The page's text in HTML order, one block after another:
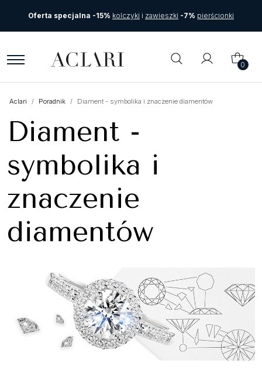
Oferta specjalna -15% kolczyki i zawieszki -7% pierścionki
0
Aclari Poradnik Diament - symbolika i znaczenie diamentów
Diament -
symbolika i
znaczenie
diamentów